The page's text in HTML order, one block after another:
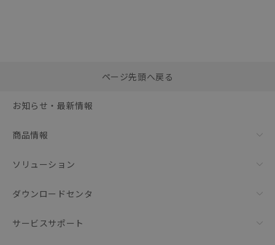
括ダウンロード
ページ先頭へ戻る
お知らせ・最新情報
商品情報
ソリューション
ダウンロードセンタ
サービスサポート